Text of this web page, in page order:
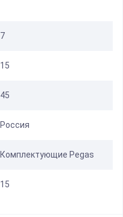
7
15
45
Россия
Комплектующие Pegas
15